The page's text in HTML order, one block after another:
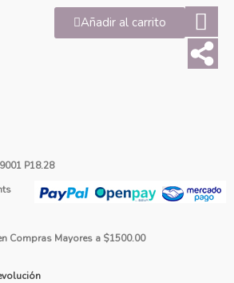
Añadir al carrito
P18.28
Compras Mayores a $1500.00